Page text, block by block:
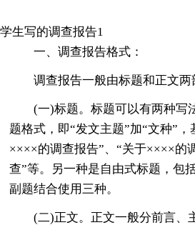
学生写的调查报告1
一、调查报告格式：
调查报告一般由标题和正文两
(一)标题。标题可以有两种写
题格式，即“发文主题”加“文种”
××××的调查报告”、“关于××××的
查”等。另一种是自由式标题，包
副题结合使用三种。
(二)正文。正文一般分前言、